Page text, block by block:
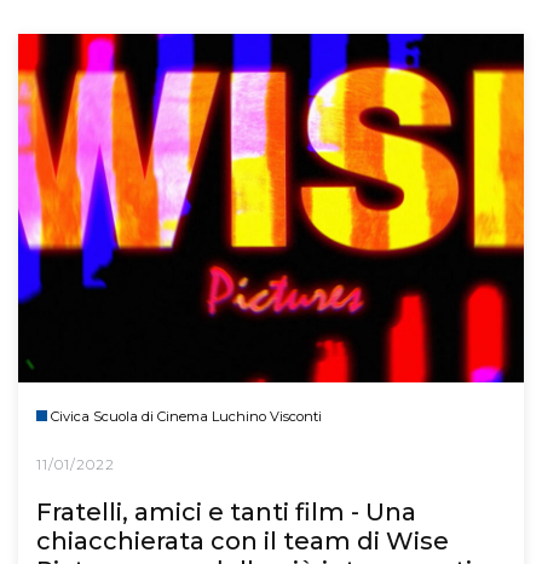
Civica Scuola di Cinema Luchino Visconti
11/01/2022
Fratelli, amici e tanti film - Una
chiacchierata con il team di Wise